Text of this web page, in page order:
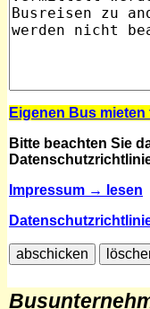
Eigenen Bus
Bitte beachten Sie
Impressum → lesen